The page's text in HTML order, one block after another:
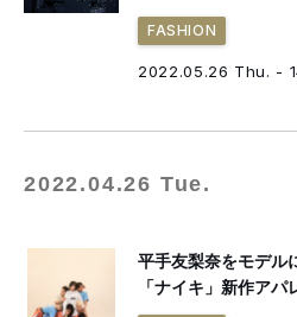
FASHION
2022.05.26 Thu. -
2022.04.26 Tue.
平手友梨奈をモデル
「ナイキ」新作ア